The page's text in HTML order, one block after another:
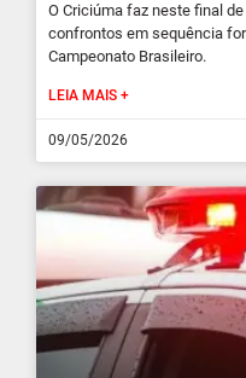
O Criciúma faz neste final
confrontos em sequência
Campeonato Brasileiro.
LEIA MAIS +
09/05/2026